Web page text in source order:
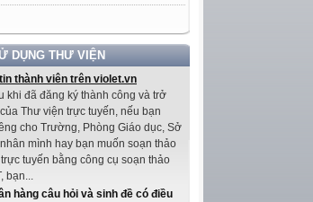
DỤNG THƯ VIỆN
thành viên trên violet.vn
khi đã đăng ký thành công và trở
Thư viện trực tuyến, nếu bạn
cho Trường, Phòng Giáo dục, Sở
mình hay bạn muốn soạn thảo
tuyến bằng công cụ soạn thảo
bạn...
hàng câu hỏi và sinh đề có điều